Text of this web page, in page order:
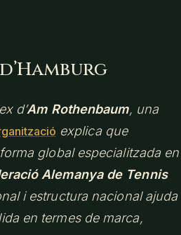
d’Am Rothenbaum, una
explica que
global especialitzada en
Alemanya de Tennis
i estructura nacional ajuda
en termes de marca,